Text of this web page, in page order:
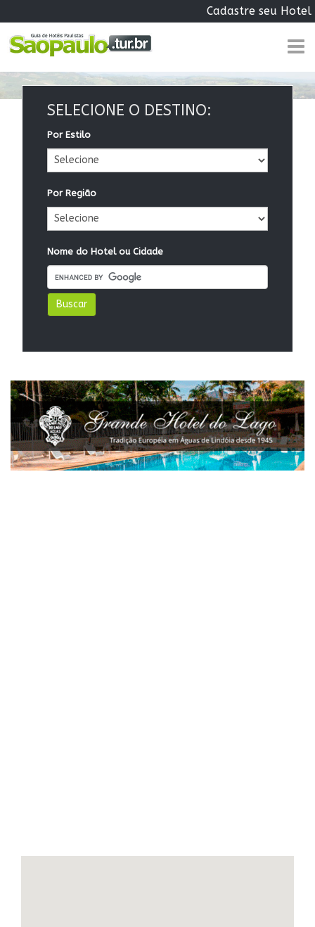
Cadastre seu Hotel
SELECIONE O DESTINO:
Por Estilo
Por Região
Nome do Hotel ou Cidade